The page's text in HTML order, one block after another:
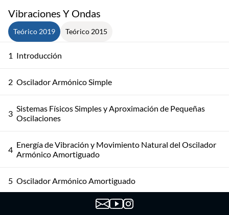
Vibraciones Y Ondas
Teórico 2019 Teórico 2015
1 Introducción
2 Oscilador Armónico Simple
3 Sistemas Físicos Simples y Aproximación de Pequeñas
Oscilaciones
4 Energía de Vibración y Movimiento Natural del Oscilador
Armónico Amortiguado
5 Oscilador Armónico Amortiguado
Oscilador Armónico Amortiguado Forzado